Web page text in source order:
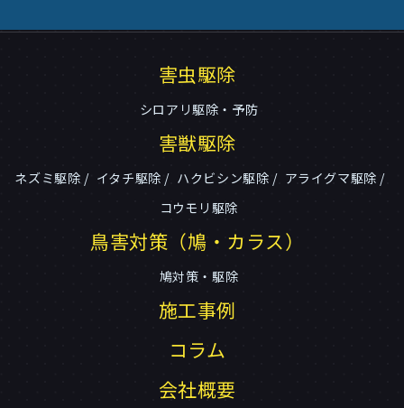
害虫駆除
シロアリ駆除・予防
害獣駆除
ネズミ駆除 イタチ駆除 ハクビシン駆除
アライグマ駆除
コウモリ駆除
鳥害対策（鳩・カラス）
鳩対策・駆除
施工事例
コラム
会社概要